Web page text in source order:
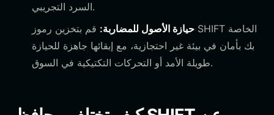
السرد التجريبي.
حيازة الأصول للمضاربة: قم بتخزين رموز SHIFT الخاصة
بك بأمان في بيئة غير احتجازية، مع إبقائها جاهزة للحيازة
طويلة الأمد أو التحركات التكتيكية في السوق.